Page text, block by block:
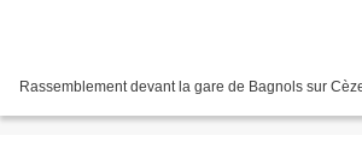
Rassemblement devant la gare de Bagnols sur